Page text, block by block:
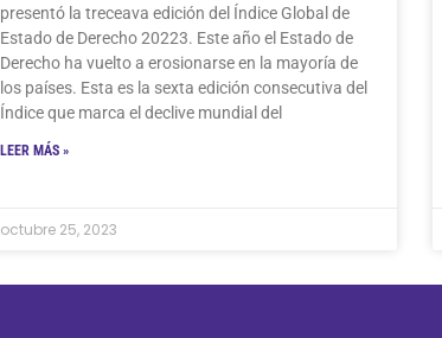
presentó la treceava edición del Índice Global de
Estado de Derecho 20223. Este año el Estado de
Derecho ha vuelto a erosionarse en la mayoría de
los países. Esta es la sexta edición consecutiva del
Índice que marca el declive mundial del
LEER MÁS »
octubre 25, 2023